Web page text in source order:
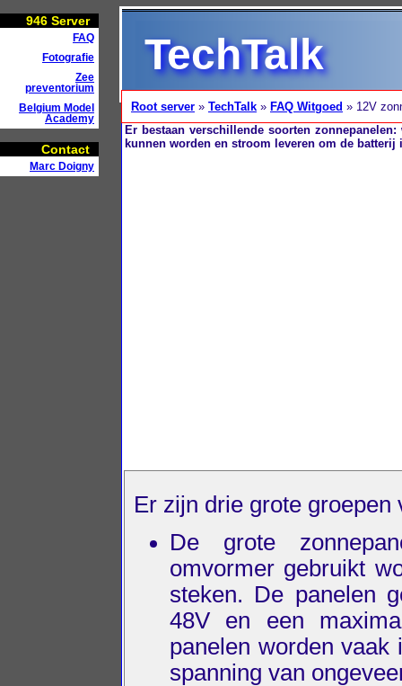
946 Server
FAQ
Fotografie
Zee
preventorium
Belgium Model
Academy
Contact
Marc Doigny
TechTalk
Root server » TechTalk » FAQ Witgoed » 12V
Er bestaan verschillende soorten
kunnen worden en stroom leveren om de
Er zijn drie grote groepen
De grote
omvormer gebruikt
steken. De panelen
48V en een
panelen worden vaak
spanning van